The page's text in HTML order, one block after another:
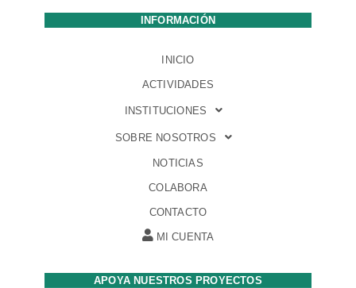
INFORMACIÓN
INICIO
ACTIVIDADES
INSTITUCIONES
SOBRE NOSOTROS
NOTICIAS
COLABORA
CONTACTO
MI CUENTA
APOYA NUESTROS PROYECTOS